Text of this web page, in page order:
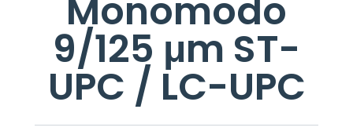
Monomodo
9/125 μm ST-
UPC / LC-UPC